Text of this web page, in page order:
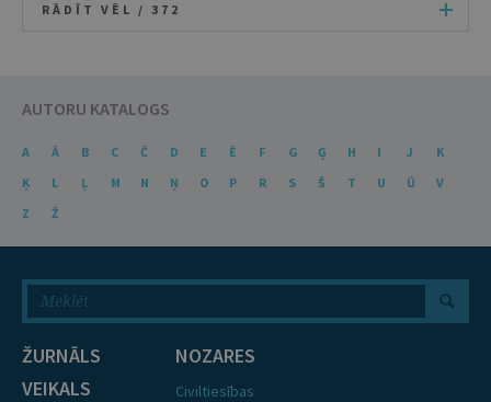
RĀDĪT VĒL / 372
AUTORU KATALOGS
A Ā B C Č D E Ē F G Ģ H I J
K
Ķ
L Ļ M N Ņ O P R S Š T U Ū
V
Z
Ž
ŽURNĀLS
VEIKALS
NOZARES
Civiltiesības